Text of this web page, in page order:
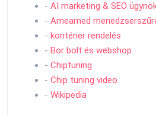
- AI marketing & SEO
- Ameamed
- konténer rendelés
- Bor bolt és webshop
- Chiptuning
- Chip tuning video
- Wikipedia